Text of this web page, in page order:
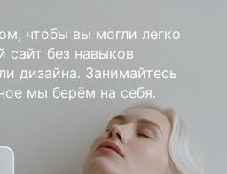
чтобы вы могли легко
сайт без навыков
дизайна. Занимайтесь
мы берём на себя.